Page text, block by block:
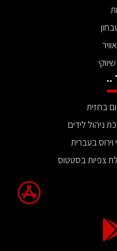
..
בחזית
ניהול לידים
וירוס בעברית
צפיות בסטטוס